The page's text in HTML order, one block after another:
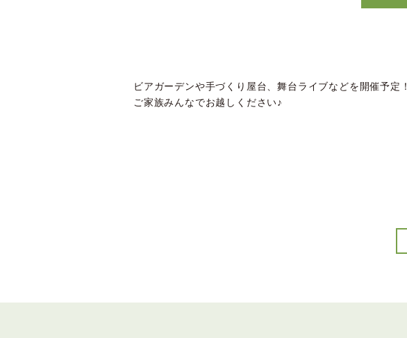
ビアガーデンや手づくり屋台、舞台ライブなどを開催予定！
ご家族みんなでお越しください♪